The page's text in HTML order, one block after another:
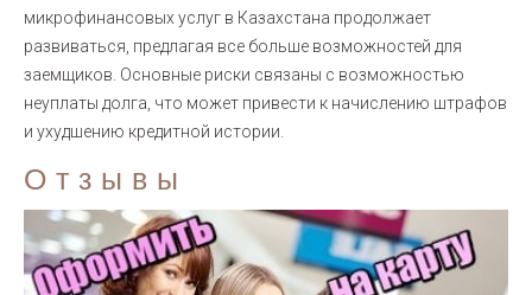
микрофинансовых услуг в Казахстана продолжает
развиваться, предлагая все больше возможностей для
заемщиков. Основные риски связаны с возможностью
неуплаты долга, что может привести к начислению штрафов
и ухудшению кредитной истории.
Отзывы